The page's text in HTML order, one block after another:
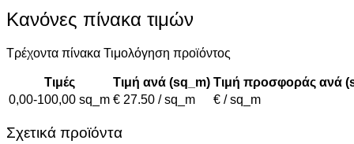
Κανόνες πίνακα τιμών
Τρέχοντα πίνακα Τιμολόγηση προϊόντος
Τιμές Τιμή ανά (sq_m) Τιμή προσφοράς ανά
0,00-100,00 sq_m € 27.50 / sq_m € / sq_m
Σχετικά προϊόντα